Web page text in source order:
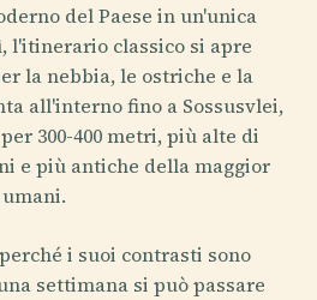
del Paese in un'unica
l'itinerario classico si apre
la nebbia, le ostriche e la
all'interno fino a Sossusvlei,
300-400 metri, più alte di
e più antiche della maggior
i suoi contrasti sono
settimana si può passare